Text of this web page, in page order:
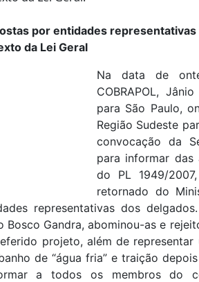
por entidades
da Lei Geral
Na data de
COBRAPOL,
para São Paulo,
Região Sudeste
convocação da
para informar
do PL 1949/
retornado do
representativas dos
Bosco Gandra, abominou-as e
projeto, além de
de “água fria” e traição
a todos os membros do